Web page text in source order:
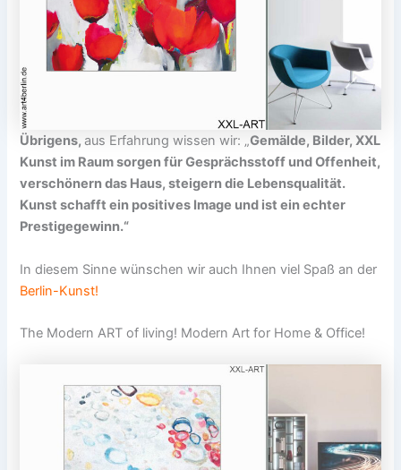
Übrigens,aus Erfahrung wissen wir: „Gemälde, Bilder, XXL
Kunst im Raum sorgen für Gesprächsstoff und Offenheit,
verschönern das Haus, steigern die Lebensqualität.
Kunst schafft ein positives Image und ist ein echter
Prestigegewinn.“
In diesem Sinne wünschen wir auch Ihnen viel Spaß an der
Berlin-Kunst!
The Modern ART of living! Modern Art for Home & Office!